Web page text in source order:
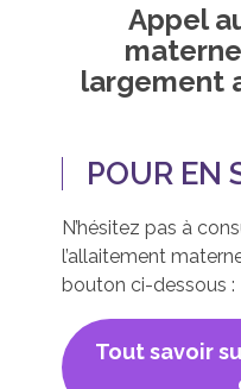
Appel
largement
POUR EN
N’hésitez pas à
l’allaitement
bouton ci-dessous :
Tout savoir